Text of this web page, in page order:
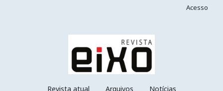
Revista atual Arquivos Notícias
Acesso